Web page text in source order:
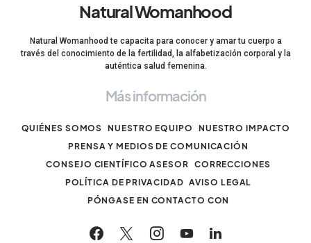
Natural Womanhood
Natural Womanhood te capacita para conocer y amar tu cuerpo a
través del conocimiento de la fertilidad, la alfabetización corporal y la
auténtica salud femenina.
Más información
QUIÉNES SOMOS NUESTRO EQUIPO
NUESTRO IMPACTO
PRENSA Y MEDIOS DE COMUNICACIÓN
CONSEJO CIENTÍFICO ASESOR CORRECCIONES
POLÍTICA DE PRIVACIDAD AVISO LEGAL
PÓNGASE EN CONTACTO CON